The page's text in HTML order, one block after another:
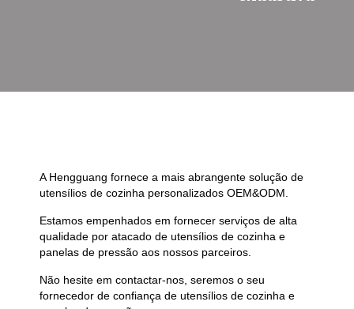
A Hengguang fornece a mais abrangente solução de
utensílios de cozinha personalizados OEM&ODM.
Estamos empenhados em fornecer serviços de alta
qualidade por atacado de utensílios de cozinha e
panelas de pressão aos nossos parceiros.
Não hesite em contactar-nos, seremos o seu
fornecedor de confiança de utensílios de cozinha e